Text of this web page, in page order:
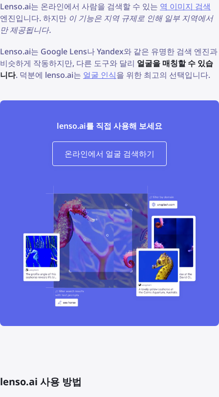
Lenso.ai는 온라인에서 사람을 검색할 수 있는 역 이미지 검색
엔진입니다. 하지만 이 기능은 지역 규제로 인해 일부 지역에서
만 제공됩니다.
Lenso.ai는 Google Lens나 Yandex와 같은 유명한 검색 엔진과
비슷하게 작동하지만, 다른 도구와 달리 얼굴을 매칭할 수 있습
니다. 덕분에 lenso.ai는 얼굴 인식을 위한 최고의 선택입니다.
lenso.ai를 직접 사용해 보세요
온라인에서 얼굴 검색하기
lenso.ai 사용 방법